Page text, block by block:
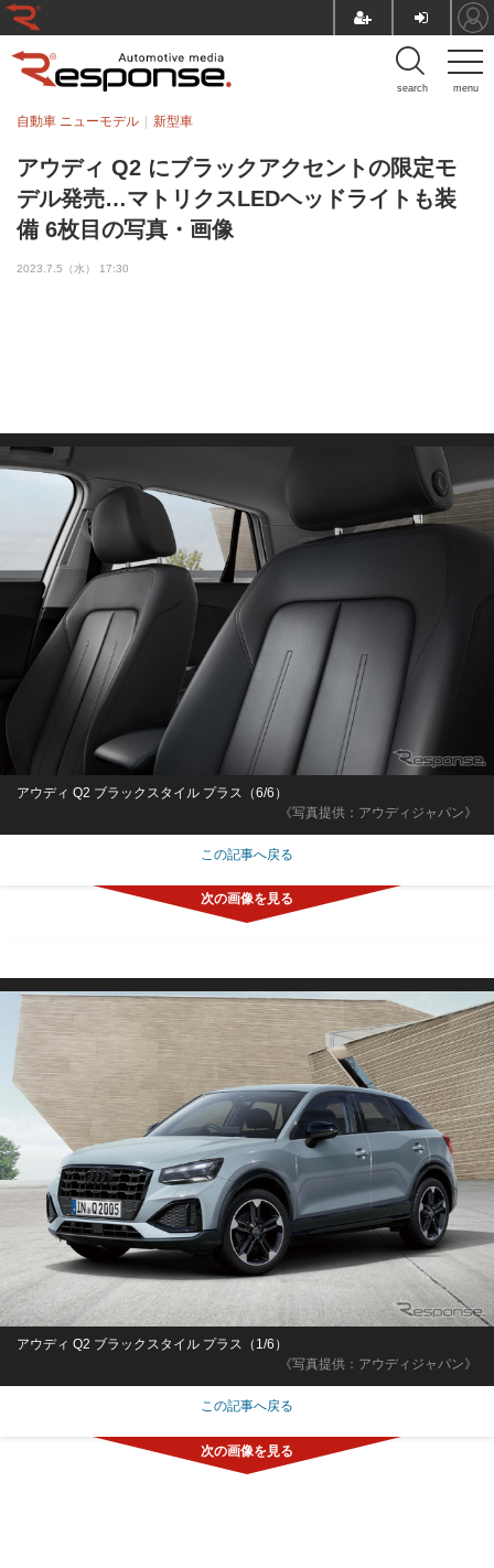
menu
search
アウディ Q2 にブラックアクセントの限定モ
デル発売…マトリクスLEDヘッドライトも装
備 6枚目の写真・画像
自動車 ニューモデル 新型車
2023.7.5（水） 17:30
《写真提供：アウディジャパン》
アウディ Q2 ブラックスタイル プラス（6/6）
この記事へ戻る
《写真提供：アウディジャパン》
アウディ Q2 ブラックスタイル プラス（1/6）
この記事へ戻る